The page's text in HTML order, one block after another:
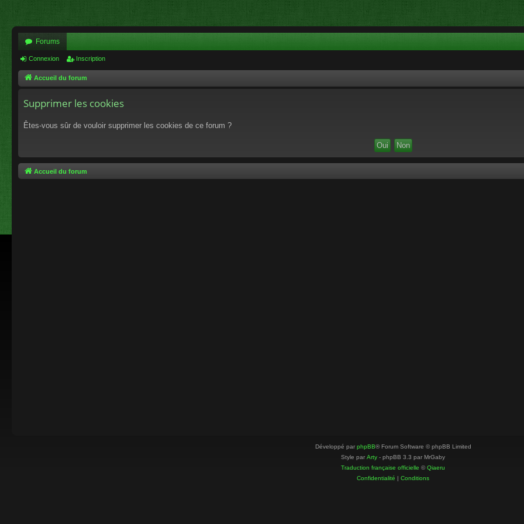
Forums
Connexion Inscription
Accueil du forum
Supprimer les cookies
Êtes-vous sûr de vouloir supprimer les cookies de ce forum ?
Accueil du forum
Développé par phpBB® Forum Software © phpBB Limited
Style par Arty - phpBB 3.3 par MrGaby
Traduction française officielle ©Qiaeru
Confidentialité | Conditions